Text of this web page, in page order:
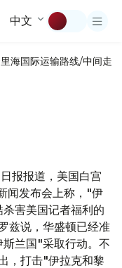
中文
海国际运输路线/中间走廊
报报道，美国白宫
闻发布会上称，"伊
害美国记者福利的
兹说，华盛顿已经准
兰国"采取行动。不
，打击"伊拉克和黎